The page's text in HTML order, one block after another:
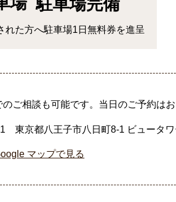
駐車場完備
れた方へ駐車場1日無料券を進呈
ご相談も可能です。 当日のご予約は
東京都八王子市八日町8-1 ビュータ
マップで見る